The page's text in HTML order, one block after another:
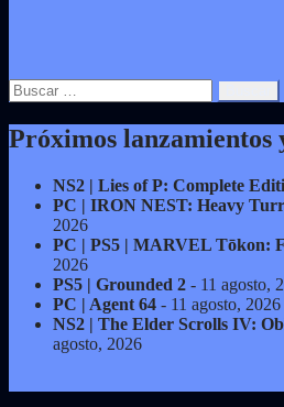
Buscar:
Próximos lanzamientos
NS2 | Lies of P: Complete
PC | IRON NEST: Heavy
2026
PC | PS5 | MARVEL Tōkon:
2026
PS5 | Grounded 2 - 11 agosto,
PC | Agent 64 - 11 agosto, 2026
NS2 | The Elder Scrolls IV:
agosto, 2026